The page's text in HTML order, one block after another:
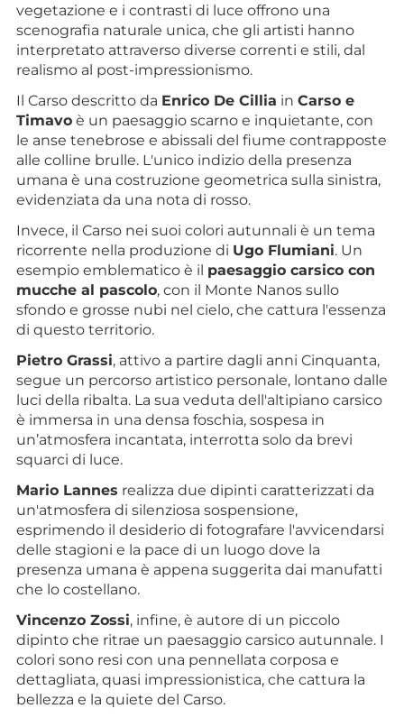
vegetazione e i contrasti di luce offrono una
scenografia naturale unica, che gli artisti hanno
interpretato attraverso diverse correnti e stili, dal
realismo al post-impressionismo.
Il Carso descritto da Enrico De Cillia in Carso e
Timavo è un paesaggio scarno e inquietante, con
le anse tenebrose e abissali del fiume contrapposte
alle colline brulle. L'unico indizio della presenza
umana è una costruzione geometrica sulla sinistra,
evidenziata da una nota di rosso.
Invece, il Carso nei suoi colori autunnali è un tema
ricorrente nella produzione di Ugo Flumiani. Un
esempio emblematico è il paesaggio carsico con
mucche al pascolo, con il Monte Nanos sullo
sfondo e grosse nubi nel cielo, che cattura l'essenza
di questo territorio.
Pietro Grassi, attivo a partire dagli anni Cinquanta,
segue un percorso artistico personale, lontano dalle
luci della ribalta. La sua veduta dell'altipiano carsico
è immersa in una densa foschia, sospesa in
un’atmosfera incantata, interrotta solo da brevi
squarci di luce.
Mario Lannes realizza due dipinti caratterizzati da
un'atmosfera di silenziosa sospensione,
esprimendo il desiderio di fotografare l'avvicendarsi
delle stagioni e la pace di un luogo dove la
presenza umana è appena suggerita dai manufatti
che lo costellano.
Vincenzo Zossi, infine, è autore di un piccolo
dipinto che ritrae un paesaggio carsico autunnale. I
colori sono resi con una pennellata corposa e
dettagliata, quasi impressionistica, che cattura la
bellezza e la quiete del Carso.